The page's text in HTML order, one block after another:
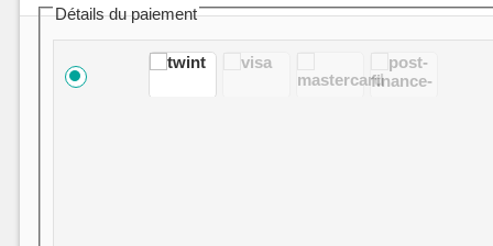
Détails du paiement